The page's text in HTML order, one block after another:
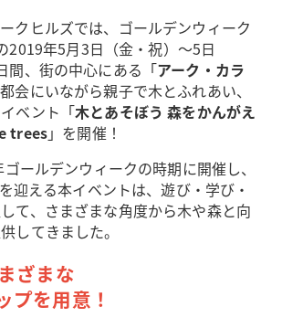
クヒルズでは、ゴールデンウィーク
2019年5月3日（金・祝）～5日
間、街の中心にある「アーク・カラ
会にいながら親子で木とふれあい、
ベント「木とあそぼう 森をかんがえ
trees」を開催！
ールデンウィークの時期に開催し、
迎える本イベントは、遊び・学び・
て、さまざまな角度から木や森と向
してきました。
ざまな
プを用意！